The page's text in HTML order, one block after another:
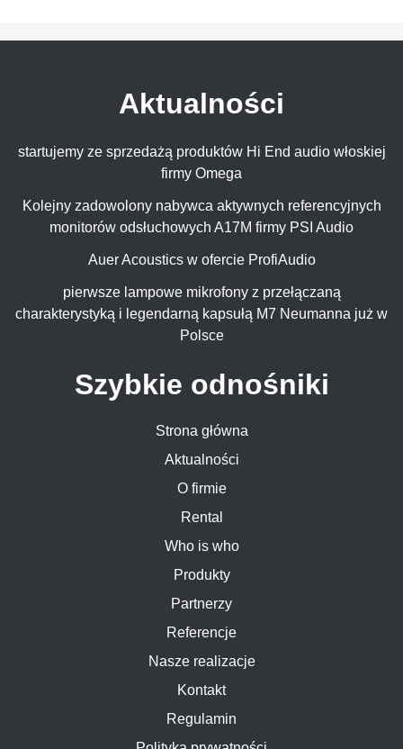
Aktualności
startujemy ze sprzedażą produktów Hi End audio włoskiej
firmy Omega
Kolejny zadowolony nabywca aktywnych referencyjnych
monitorów odsłuchowych A17M firmy PSI Audio
Auer Acoustics w ofercie ProfiAudio
pierwsze lampowe mikrofony z przełączaną
charakterystyką i legendarną kapsułą M7 Neumanna już w
Polsce
Szybkie odnośniki
Strona główna
Aktualności
O firmie
Rental
Who is who
Produkty
Partnerzy
Referencje
Nasze realizacje
Kontakt
Regulamin